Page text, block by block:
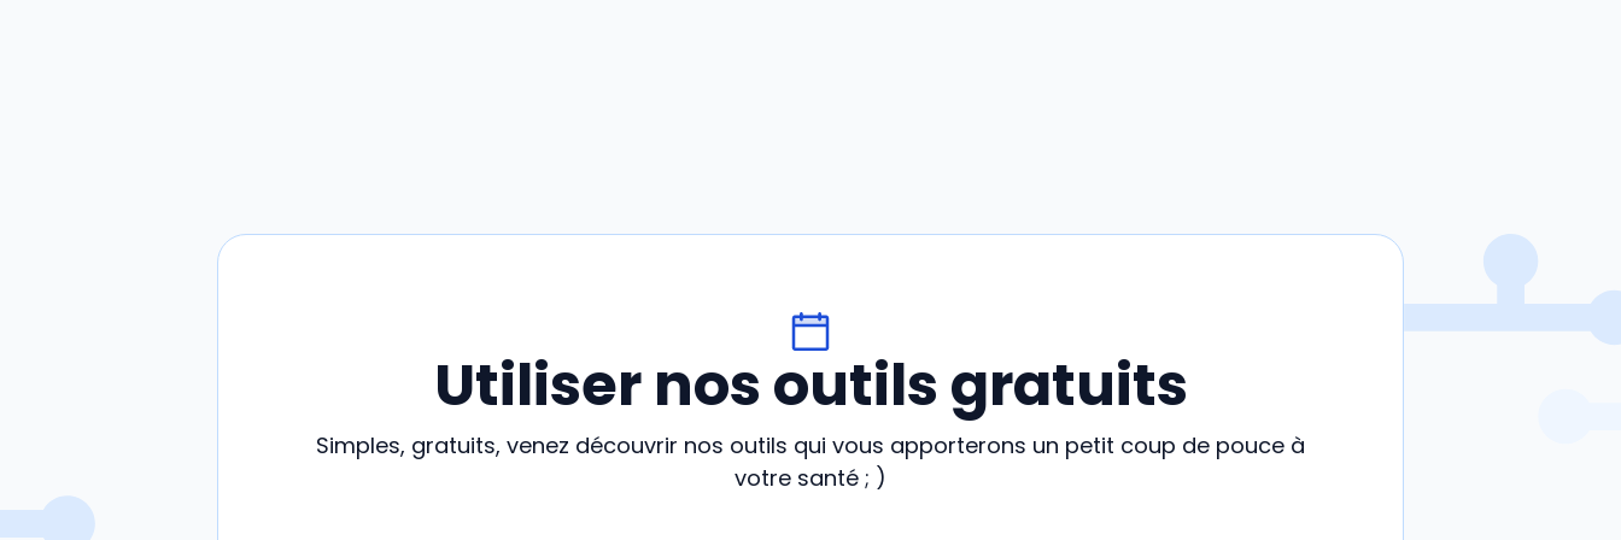
Utiliser nos outils gratuits
Simples, gratuits, venez découvrir nos outils qui vous apporterons un petit coup de pouce à
votre santé ; )